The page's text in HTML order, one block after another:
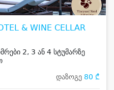
& WINE CELLAR
2, 3 ან 4 სტუმარზე
დაზოგე 80 ₾